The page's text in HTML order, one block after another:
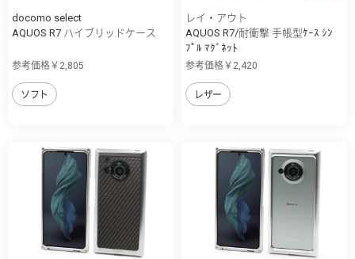
docomo select
AQUOS R7 ハイブリッドケース
参考価格￥2,805
ソフト
レイ・アウト
AQUOS R7/耐衝撃 手帳型ｹｰｽ ｼﾝ
ﾌﾟﾙ ﾏｸﾞﾈｯﾄ
参考価格￥2,420
レザー